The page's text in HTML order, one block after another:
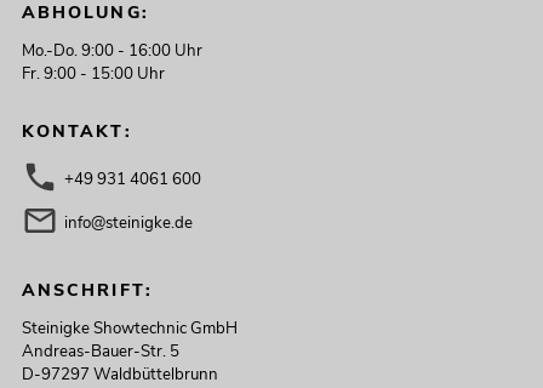
ABHOLUNG:
Mo.-Do. 9:00 - 16:00 Uhr
Fr. 9:00 - 15:00 Uhr
KONTAKT:
+49 931 4061 600
info@steinigke.de
ANSCHRIFT:
Steinigke Showtechnic GmbH
Andreas-Bauer-Str. 5
D-97297 Waldbüttelbrunn